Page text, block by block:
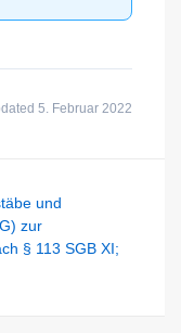
5. Februar 2022
und
zur
§ 113 SGB XI;